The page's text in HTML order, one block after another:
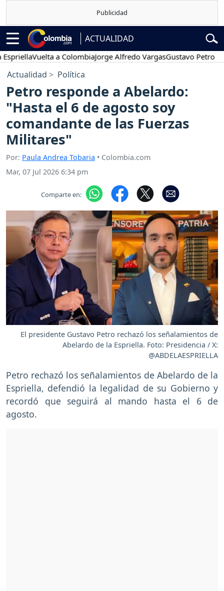
ACTUALIDAD
Vuelta a ColombiaJorge Alfredo VargasGustavo Petro
Actualidad Política
Petro responde a Abelardo:
"Hasta el 6 de agosto soy
comandante de las Fuerzas
Militares"
Por: Paula Andrea Tobaria • Colombia.com
Mar, 07 Jul 2026 6:34 pm
Comparte en:
El presidente Gustavo Petro rechazó los señalamientos de
Abelardo de la Espriella. Foto: Presidencia / X:
@ABDELAESPRIELLA
Petro rechazó los señalamientos de Abelardo de la
Espriella, defendió la legalidad de su Gobierno y
recordó que seguirá al mando hasta el 6 de
agosto.